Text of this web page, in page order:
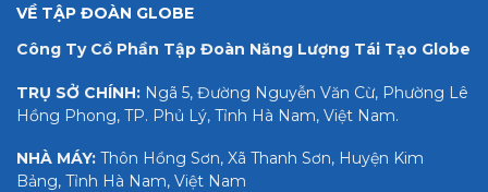
VỀ TẬP ĐOÀN GLOBE
Công Ty Cổ Phần Tập Đoàn Năng Lượng Tái Tạo Globe
TRỤ SỞ CHÍNH: Ngã 5, Đường Nguyễn Văn Cừ, Phường Lê
Hồng Phong, TP. Phủ Lý, Tỉnh Hà Nam, Việt Nam.
NHÀ MÁY: Thôn Hồng Sơn, Xã Thanh Sơn, Huyện Kim
Bảng, Tỉnh Hà Nam, Việt Nam